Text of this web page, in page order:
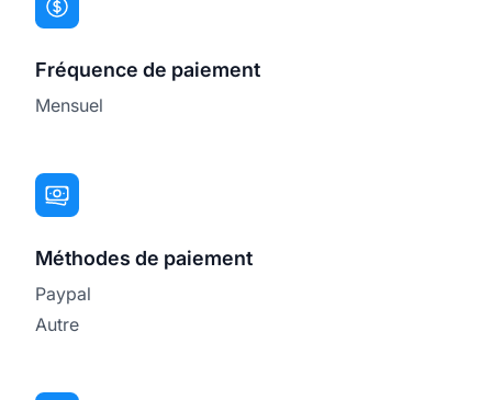
Fréquence de paiement
Mensuel
Méthodes de paiement
Paypal
Autre